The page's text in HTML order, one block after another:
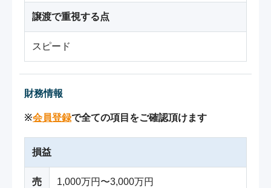
譲渡で重視する点
スピード
財務情報
※会員登録で全ての項目をご確認頂けます
損益
売
1,000万円〜3,000万円